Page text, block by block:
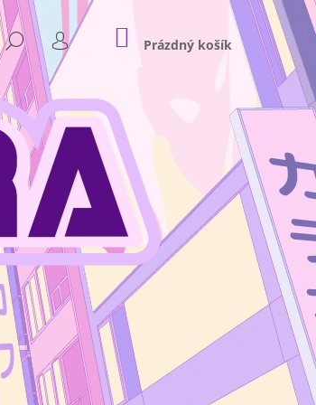
HLEDAT
PŘIHLÁŠENÍ
NÁKUPNÍ
KOŠÍK
Prázdný košík
GEAR 4